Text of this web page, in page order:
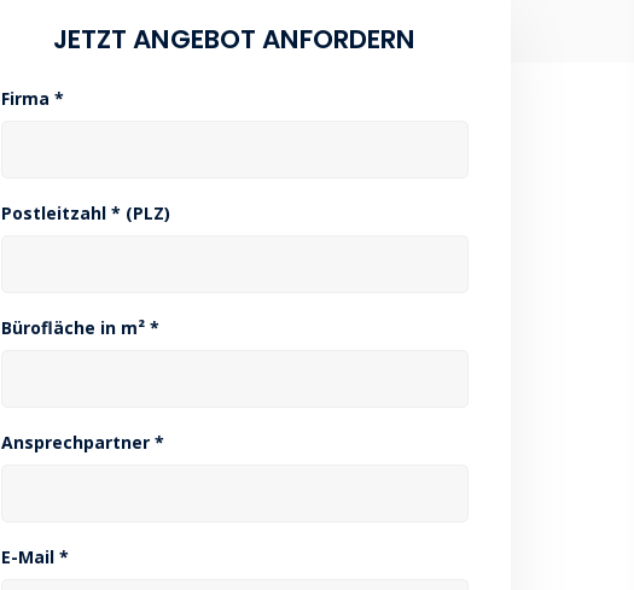
JETZT ANGEBOT ANFORDERN
Firma *
Postleitzahl * (PLZ)
Bürofläche in m² *
Ansprechpartner *
E-Mail *